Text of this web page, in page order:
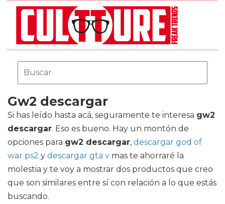
Gw2 descargar
Si has leído hasta acá, seguramente te interesa gw2
descargar. Eso es bueno. Hay un montón de
opciones para gw2 descargar, descargar god of
war ps2 y descargar gta v mas te ahorraré la
molestia y te voy a mostrar dos productos que creo
que son similares entre sí con relación a lo que estás
buscando.